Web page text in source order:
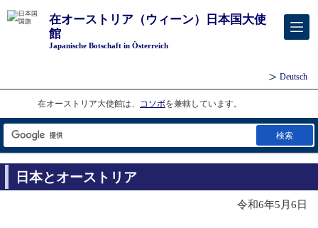
在オーストリア（ウィーン）日本国大使
館
Japanische Botschaft in Österreich
Deutsch
在オーストリア大使館は、 コソボを兼轄しています。
検索
日本とオーストリア
令和6年5月6日